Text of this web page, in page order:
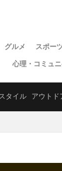
グルメ スポー
心理・コミュ
タイル アウトド